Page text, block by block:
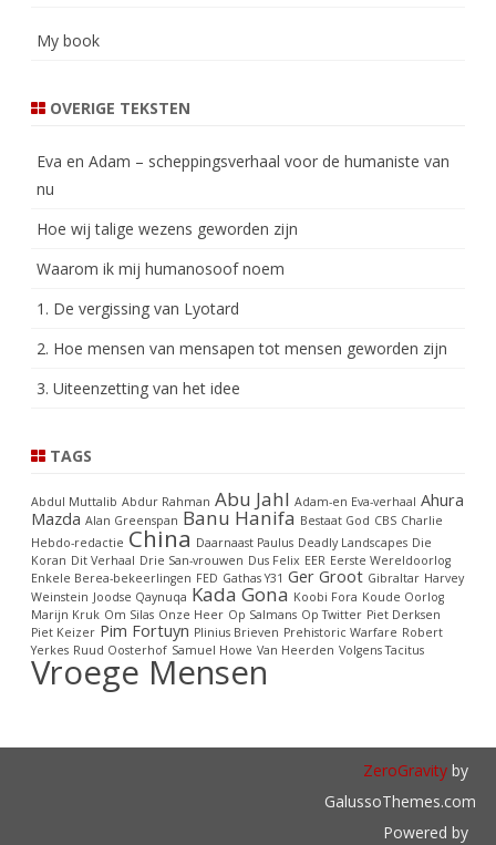
My book
OVERIGE TEKSTEN
Eva en Adam – scheppingsverhaal voor de humaniste van
nu
Hoe wij talige wezens geworden zijn
Waarom ik mij humanosoof noem
1. De vergissing van Lyotard
2. Hoe mensen van mensapen tot mensen geworden zijn
3. Uiteenzetting van het idee
TAGS
Abdul Muttalib Abdur Rahman Abu Jahl Adam-en Eva-verhaal Ahura
Mazda Alan Greenspan Banu Hanifa Bestaat God CBS Charlie
Hebdo-redactie China Daarnaast Paulus Deadly Landscapes Die
Koran Dit Verhaal Drie San-vrouwen Dus Felix EER Eerste Wereldoorlog
Enkele Berea-bekeerlingen FED Gathas Y31 Ger Groot Gibraltar Harvey
Weinstein Joodse Qaynuqa Kada Gona Koobi Fora Koude Oorlog
Marijn Kruk Om Silas Onze Heer Op Salmans Op Twitter Piet Derksen
Piet Keizer Pim Fortuyn Plinius Brieven Prehistoric Warfare Robert
Yerkes Ruud Oosterhof Samuel Howe Van Heerden Volgens Tacitus
Vroege Mensen
ZeroGravityby
GalussoThemes.com
Powered by